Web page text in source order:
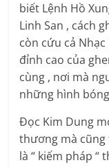
biết Lệnh Hồ
Linh San , cách
còn cứu cả
đỉnh cao của
cùng , nơi mà
những hình
Đọc Kim Dung
thương mà cũng
là “ kiếm pháp “